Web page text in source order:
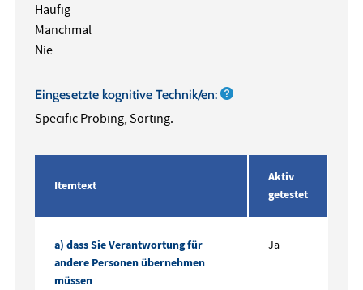
Häufig
Manchmal
Nie
Eingesetzte kognitive Technik/en:
Specific Probing, Sorting.
Itemtext
Aktiv
getestet
a) dass Sie Verantwortung für
andere Personen übernehmen
müssen
Ja